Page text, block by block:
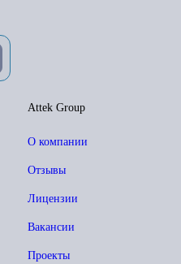
Attek Group
О компании
Отзывы
Лицензии
Вакансии
Проекты